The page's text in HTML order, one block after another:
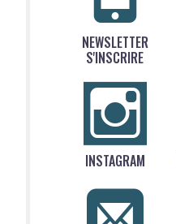
NEWSLETTER
S'INSCRIRE
INSTAGRAM